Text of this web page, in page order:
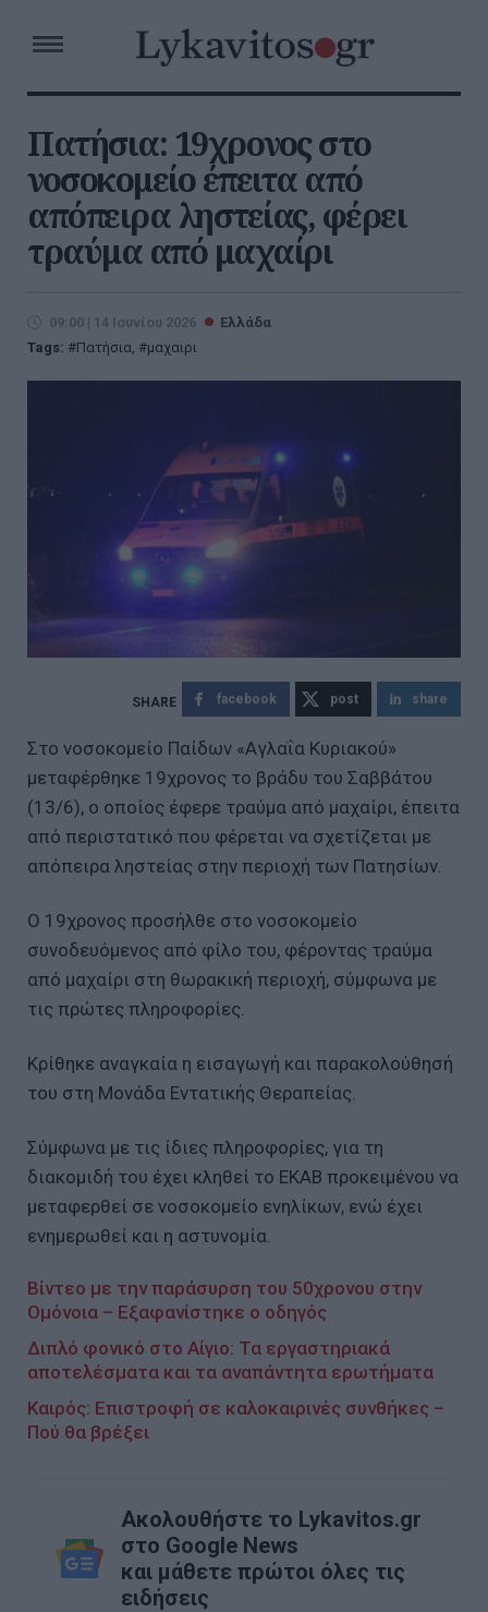
Πατήσια: 19χρονος στο
νοσοκομείο έπειτα από
απόπειρα ληστείας, φέρει
τραύμα από μαχαίρι
09:00 | 14 Ιουνίου 2026
Ελλάδα
Tags:
Πατήσια, μαχαιρι
facebook post share
Στο νοσοκομείο Παίδων «Αγλαΐα Κυριακού»
μεταφέρθηκε 19χρονος το βράδυ του Σαββάτου
(13/6), ο οποίος έφερε τραύμα από μαχαίρι, έπειτα
από περιστατικό που φέρεται να σχετίζεται με
απόπειρα ληστείας στην περιοχή των Πατησίων.
Ο 19χρονος προσήλθε στο νοσοκομείο
συνοδευόμενος από φίλο του, φέροντας τραύμα
από μαχαίρι στη θωρακική περιοχή, σύμφωνα με
τις πρώτες πληροφορίες.
Κρίθηκε αναγκαία η εισαγωγή και παρακολούθησή
του στη Μονάδα Εντατικής Θεραπείας.
Σύμφωνα με τις ίδιες πληροφορίες, για τη
διακομιδή του έχει κληθεί το ΕΚΑΒ προκειμένου να
μεταφερθεί σε νοσοκομείο ενηλίκων, ενώ έχει
ενημερωθεί και η αστυνομία.
Βίντεο με την παράσυρση του 50χρονου στην
Ομόνοια – Εξαφανίστηκε ο οδηγός
Διπλό φονικό στο Αίγιο: Τα εργαστηριακά
αποτελέσματα και τα αναπάντητα ερωτήματα
Καιρός: Επιστροφή σε καλοκαιρινές συνθήκες –
Πού θα βρέξει
Ακολουθήστε το Lykavitos.gr
στο Google News
και μάθετε πρώτοι όλες τις
ειδήσεις